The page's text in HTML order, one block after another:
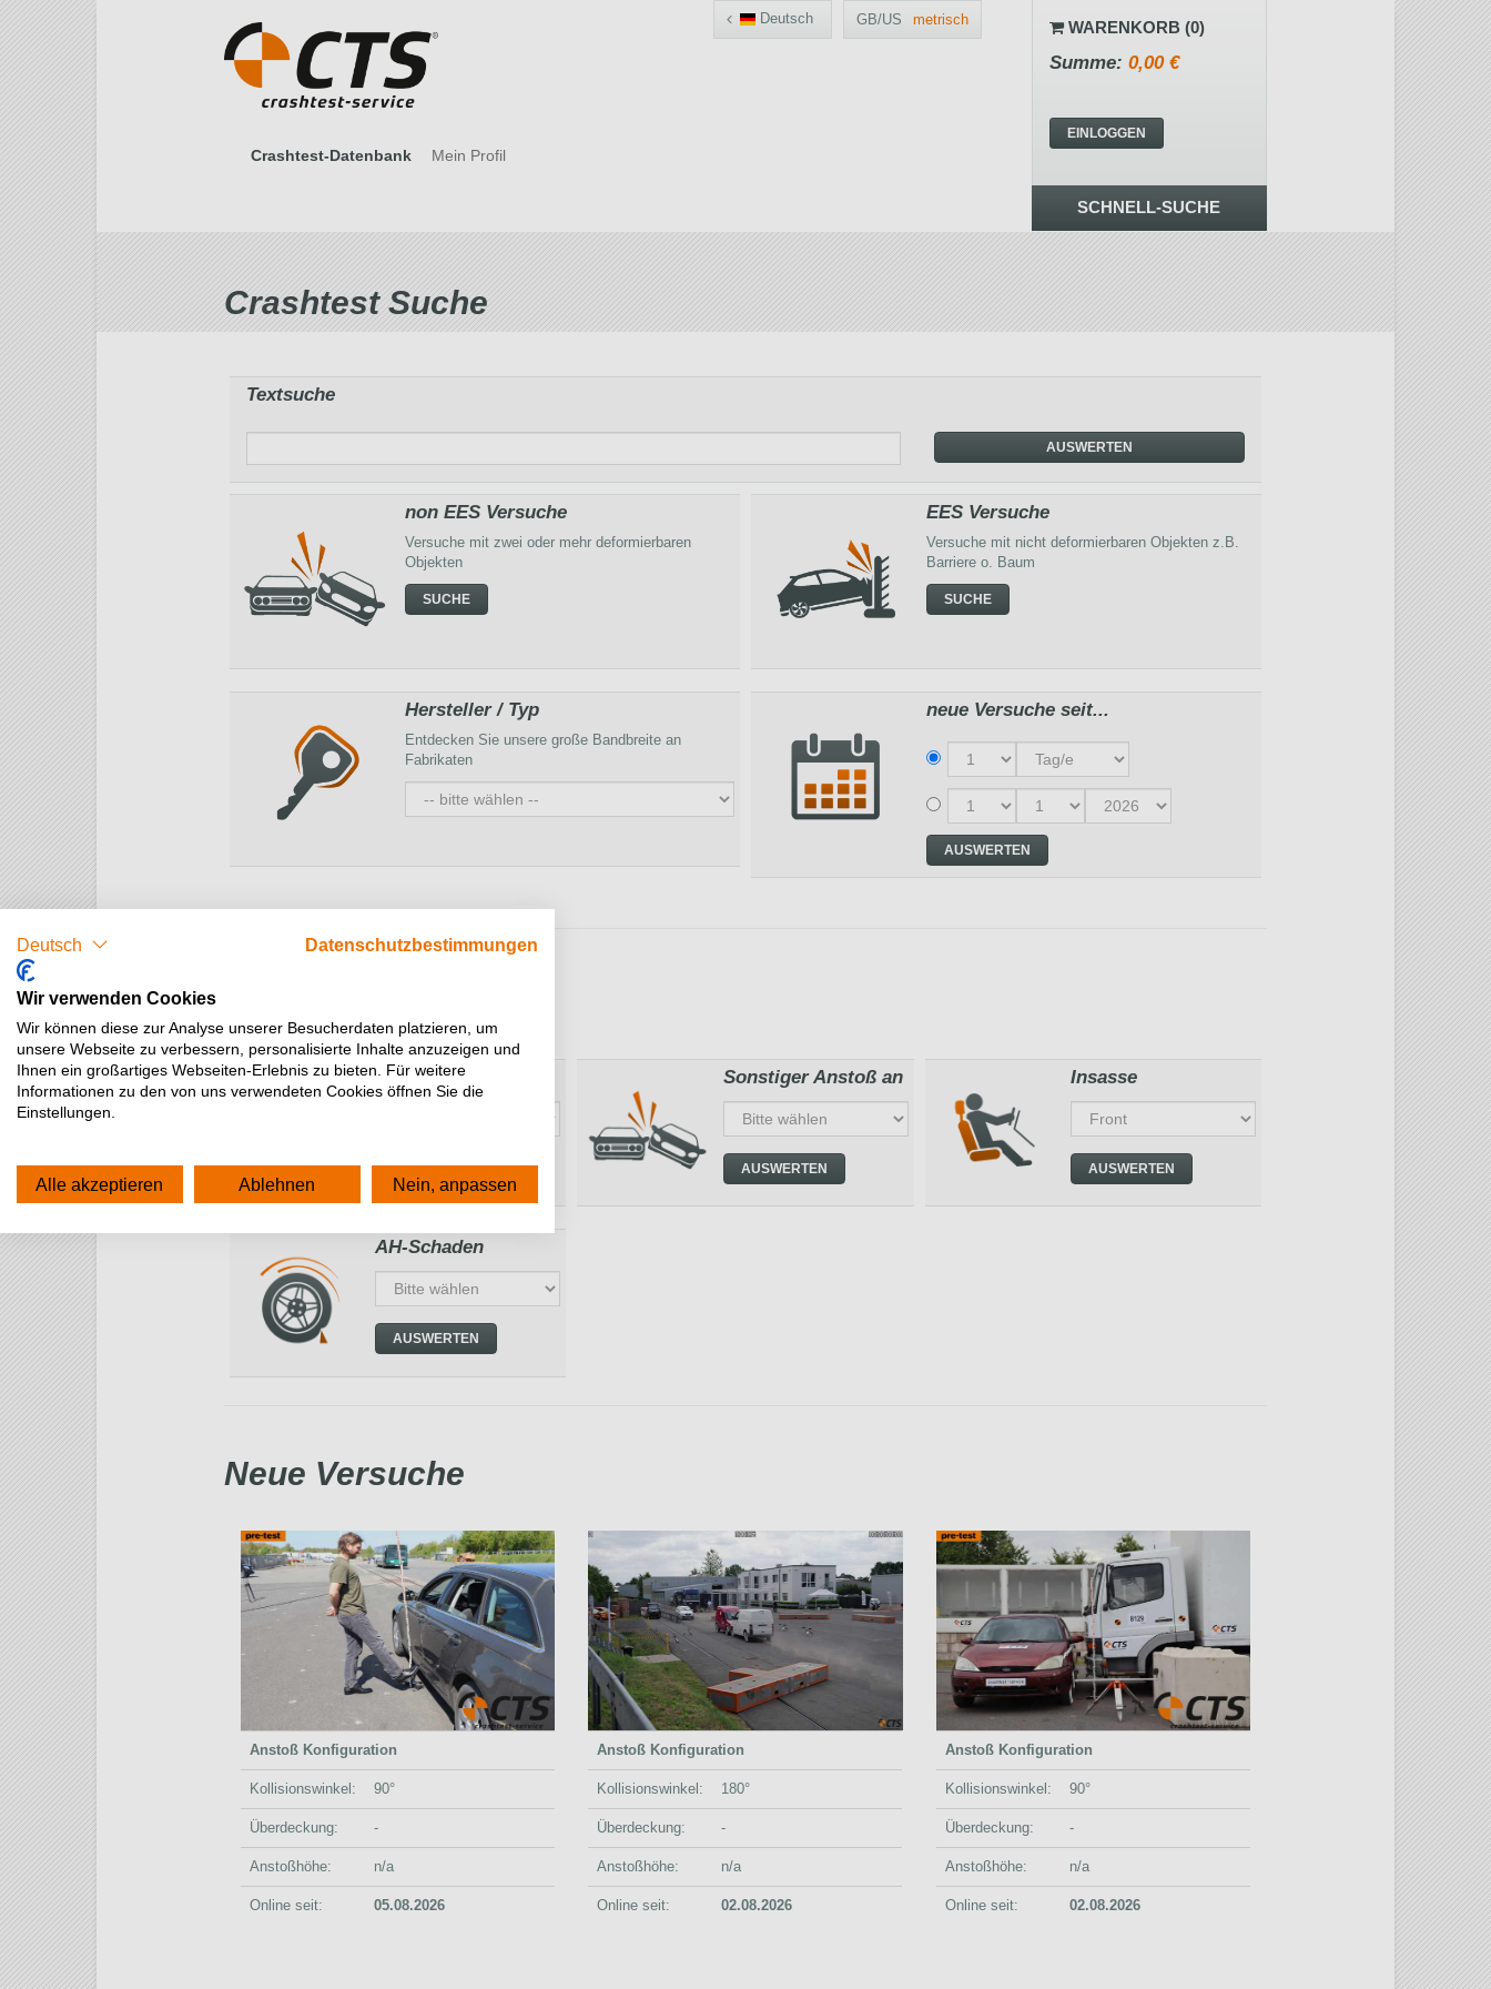
Deutsch Datenschutzbestimmungen
Wir verwenden Cookies
Wir können diese zur Analyse unserer Besucherdaten platzieren, um
unsere Webseite zu verbessern, personalisierte Inhalte anzuzeigen und
Ihnen ein großartiges Webseiten-Erlebnis zu bieten. Für weitere
Informationen zu den von uns verwendeten Cookies öffnen Sie die
Einstellungen.
Alle akzeptieren Ablehnen Nein, anpassen
metrisch
GB/US
Deutsch
Crashtest-Datenbank Mein Profil
WARENKORB (0)
Summe: 0,00 €
EINLOGGEN
SCHNELL-SUCHE
Crashtest Suche
Textsuche
non EES Versuche
Versuche mit zwei oder mehr deformierbaren
Objekten
SUCHE
EES Versuche
Versuche mit nicht deformierbaren Objekten z.B.
Barriere o. Baum
SUCHE
Hersteller / Typ
Entdecken Sie unsere große Bandbreite an
Fabrikaten
neue Versuche seit...
Spezielle Themen
AUSWERTEN
Sonstiger Anstoß an
AUSWERTEN
Insasse
AUSWERTEN
AH-Schaden
AUSWERTEN
Neue Versuche
Anstoß Konfiguration
Kollisionswinkel: 90°
Überdeckung: -
Anstoßhöhe: n/a
Online seit: 05.08.2026
Anstoß Konfiguration
Kollisionswinkel: 180°
Überdeckung: -
Anstoßhöhe: n/a
Online seit: 02.08.2026
Anstoß Konfiguration
Kollisionswinkel: 90°
Überdeckung: -
Anstoßhöhe: n/a
Online seit: 02.08.2026